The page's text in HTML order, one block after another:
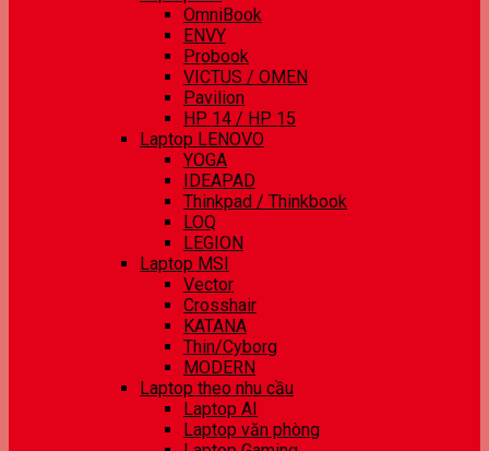
OmniBook
ENVY
Probook
VICTUS / OMEN
Pavilion
HP 14 / HP 15
Laptop LENOVO
YOGA
IDEAPAD
Thinkpad / Thinkbook
LOQ
LEGION
Laptop MSI
Vector
Crosshair
KATANA
Thin/Cyborg
MODERN
Laptop theo nhu cầu
Laptop AI
Laptop văn phòng